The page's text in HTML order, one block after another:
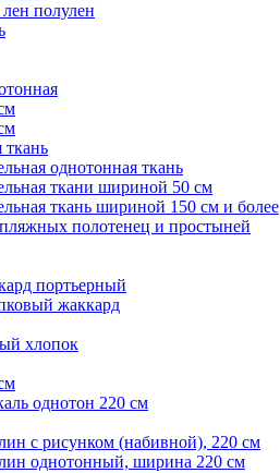
полулен
ткань
однотонная ткань
ткани шириной 50 см
ткань шириной 150 см и более
полотенец и простыней
портьерный
жаккард
хлопок
однотон 220 см
с рисунком (набивной), 220 см
однотонный, ширина 220 см